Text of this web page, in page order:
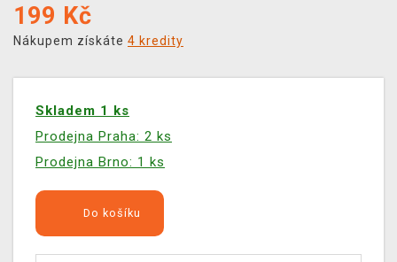
199 Kč
Nákupem získáte 4 kredity
Skladem 1 ks
Prodejna Praha: 2 ks
Prodejna Brno: 1 ks
Do košíku